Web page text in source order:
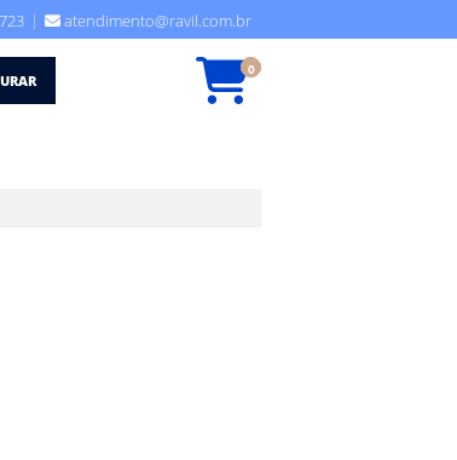
atendimento@ravil.com.br
0